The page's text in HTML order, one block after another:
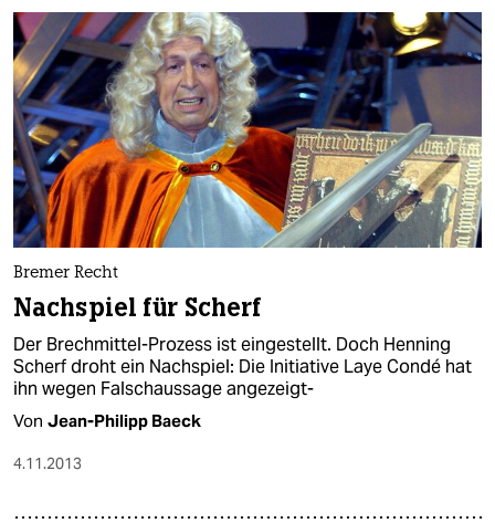
shop
fragen & hilfe
unterstützen
abo
genossenschaft
Bremer Recht
Nachspiel für Scherf
Der Brechmittel-Prozess ist eingestellt. Doch Henning
Scherf droht ein Nachspiel: Die Initiative Laye Condé hat
ihn wegen Falschaussage angezeigt-
Von Jean-Philipp Baeck
4.11.2013